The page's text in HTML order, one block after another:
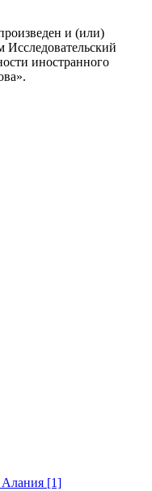
и (или)
Исследовательский
иностранного
Алания [1]